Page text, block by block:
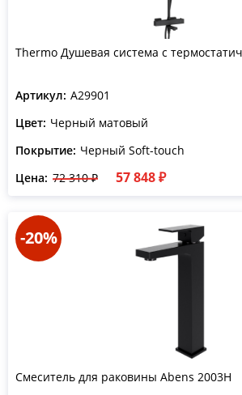
Thermo Душевая система с
Артикул: A29901
Цвет: Черный матовый
Покрытие: Черный Soft-touch
Цена: 72 310 ₽ 57 848 ₽
-20%
Смеситель для раковины Abens 2003H